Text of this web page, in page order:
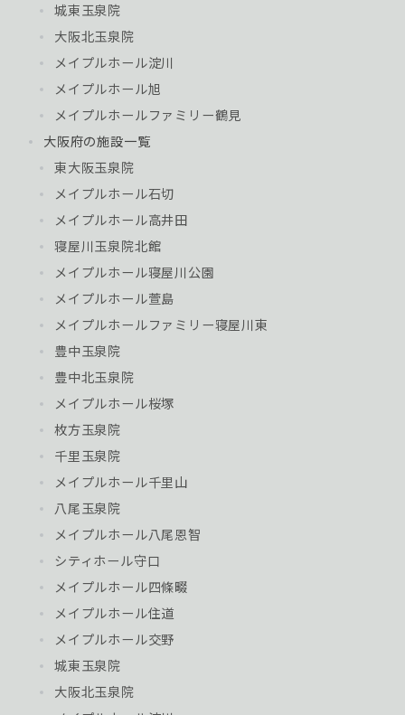
城東玉泉院
大阪北玉泉院
メイプルホール淀川
メイプルホール旭
メイプルホールファミリー鶴見
大阪府の施設一覧
東大阪玉泉院
メイプルホール石切
メイプルホール高井田
寝屋川玉泉院北館
メイプルホール寝屋川公園
メイプルホール萱島
メイプルホールファミリー寝屋川東
豊中玉泉院
豊中北玉泉院
メイプルホール桜塚
枚方玉泉院
千里玉泉院
メイプルホール千里山
八尾玉泉院
メイプルホール八尾恩智
シティホール守口
メイプルホール四條畷
メイプルホール住道
メイプルホール交野
城東玉泉院
大阪北玉泉院